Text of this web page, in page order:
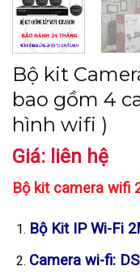
Bộ kit
bao gồm 4
hình wifi )
Giá: liên hệ
Bộ kit camera wifi
Bộ Kit IP Wi-Fi
Camera wi-fi: